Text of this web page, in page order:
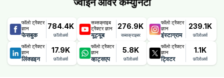
फॉलो ट्रैक्टर
ज्ञान
फेसबुक
784.4K
फ़ॉलोअर्स
सब्सक्राइब
ट्रैक्टर ज्ञान
यूट्यूब
276.9K
सब्सक्राइबर
फॉलो ट्रैक्टर
ज्ञान
इंस्टाग्राम
239.1K
फ़ॉलोअर्स
फॉलो ट्रैक्टर
ज्ञान
लिंक्डइन
17.9K
फ़ॉलोअर्स
फॉलो ट्रैक्टर
ज्ञान
व्हाट्सएप
5.8K
फ़ॉलोअर्स
फॉलो ट्रैक्टर
ज्ञान
ट्विटर
1.1K
फ़ॉलोअर्स